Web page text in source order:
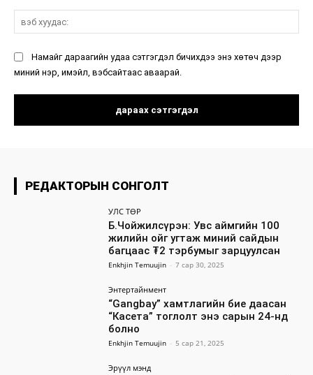
Намайг дараагийн удаа сэтгэгдэл бичихдээ энэ хөтөч дээр
миний нэр, имэйл, вэбсайтаас аваарай.
РЕДАКТОРЫН СОНГОЛТ
УЛС ТӨР
Б.Чойжилсүрэн: Увс аймгийн 100
жилийн ойг угтаж миний сайдын
багцаас ₮2 тэрбумыг зарцуулсан
Enkhjin Temuujin - 7 сар 30, 2025
Энтертайнмент
“Gangbay” хамтлагийн бие даасан
“Касета” тоглолт энэ сарын 24-нд
болно
Enkhjin Temuujin - 5 сар 21, 2025
Эрүүл мэнд